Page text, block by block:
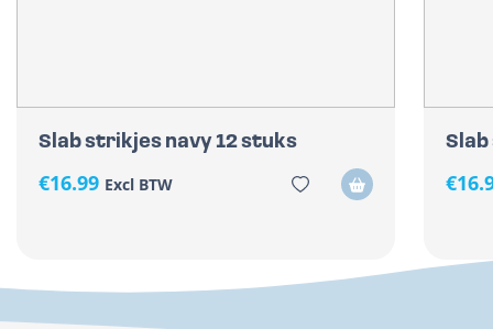
Slab strikjes navy 12 stuks
€16.99 Excl BTW €